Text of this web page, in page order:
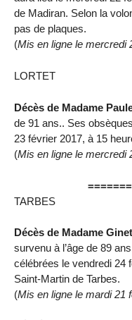
de Madiran. Selon la
pas de plaques.
(Mis en ligne le mercredi
LORTET
Décès de Madame
de 91 ans.. Ses
23 février 2017, à 15
(Mis en ligne le mercredi
TARBES
Décès de Madame
survenu à l’âge de 89
célébrées le vendredi 24
Saint-Martin de Tarbes.
(Mis en ligne le mardi 21